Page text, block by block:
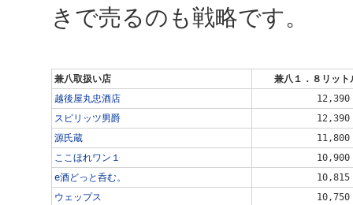
きで売るのも戦略です。
兼八取扱い店
兼八１．８リッ
越後屋丸忠酒店
12,390
スピリッツ男爵
12,390
源氏蔵
11,800
ここほれワン１
10,900
e酒どっと呑む。
10,815
ウェップス
10,750